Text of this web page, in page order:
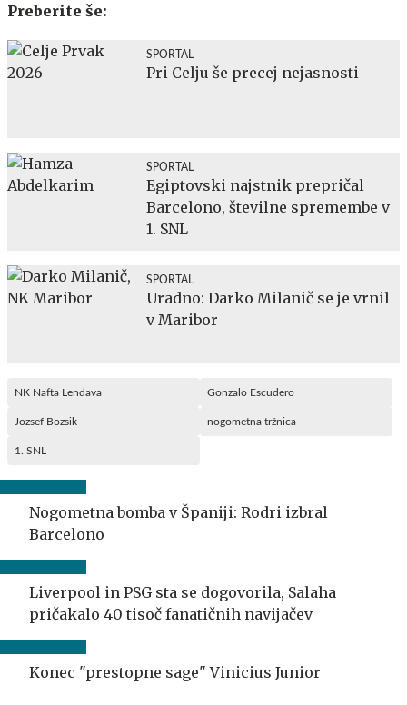
Preberite še:
SPORTAL
Pri Celju še precej nejasnosti
SPORTAL
Egiptovski najstnik prepričal
Barcelono, številne spremembe v
1. SNL
SPORTAL
Uradno: Darko Milanič se je vrnil
v Maribor
NK Nafta Lendava Gonzalo Escudero
Jozsef Bozsik nogometna tržnica
1. SNL
Nogometna bomba v Španiji: Rodri izbral
Barcelono
Liverpool in PSG sta se dogovorila, Salaha
pričakalo 40 tisoč fanatičnih navijačev
Konec "prestopne sage" Vinicius Junior